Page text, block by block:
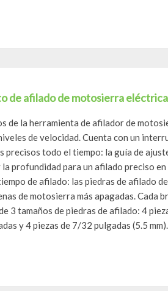
de afilado de motosierra
de la herramienta de afilador de
de velocidad. Cuenta con un
precisos todo el tiempo: la guía de
profundidad para un afilado preciso en
de afilado: las piedras de afilado
de motosierra más apagadas. Cada
3 tamaños de piedras de afilado: 4
y 4 piezas de 7/32 pulgadas (5.5 mm).